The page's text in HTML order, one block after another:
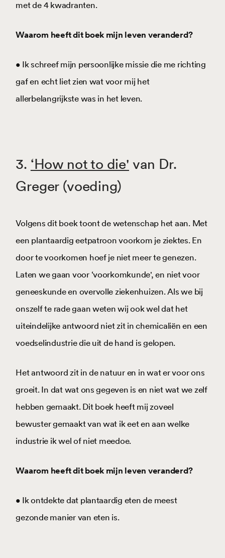
met de 4 kwadranten.
Waarom heeft dit boek mijn leven veranderd?
• Ik schreef mijn persoonlijke missie die me richting
gaf en echt liet zien wat voor mij het
allerbelangrijkste was in het leven.
3. ‘How not to die' van Dr.
Greger (voeding)
Volgens dit boek toont de wetenschap het aan. Met
een plantaardig eetpatroon voorkom je ziektes. En
door te voorkomen hoef je niet meer te genezen.
Laten we gaan voor ‘voorkomkunde', en niet voor
geneeskunde en overvolle ziekenhuizen. Als we bij
onszelf te rade gaan weten wij ook wel dat het
uiteindelijke antwoord niet zit in chemicaliën en een
voedselindustrie die uit de hand is gelopen.
Het antwoord zit in de natuur en in wat er voor ons
groeit. In dat wat ons gegeven is en niet wat we zelf
hebben gemaakt. Dit boek heeft mij zoveel
bewuster gemaakt van wat ik eet en aan welke
industrie ik wel of niet meedoe.
Waarom heeft dit boek mijn leven veranderd?
• Ik ontdekte dat plantaardig eten de meest
gezonde manier van eten is.